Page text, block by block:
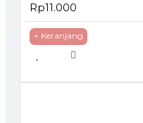
Rp11.000
+ Keranjang